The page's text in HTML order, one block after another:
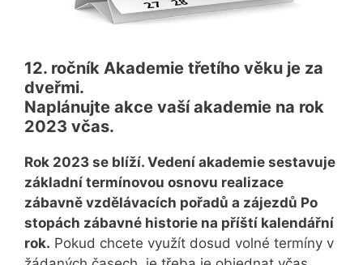
12. ročník Akademie třetího věku je za
dveřmi.
Naplánujte akce vaší akademie na rok
2023 včas.
Rok 2023 se blíží. Vedení akademie sestavuje
základní termínovou osnovu realizace
zábavně vzdělávacích pořadů a zájezdů Po
stopách zábavné historie na příští kalendářní
rok. Pokud chcete využít dosud volné termíny v